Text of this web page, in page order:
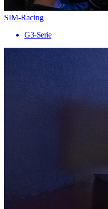
SIM-Racing
G3-Serie